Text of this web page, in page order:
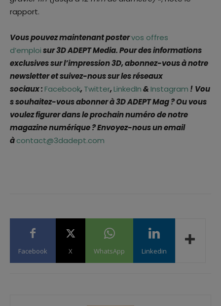
rapport.
Vous pouvez maintenant postervos offres
d’emploisur 3D ADEPT Media. Pour des informations
exclusives sur l’impression 3D, abonnez-vous à notre
newsletter et suivez-nous sur les réseaux
sociaux :Facebook,Twitter,LinkedIn&Instagram ! Vou
s souhaitez-vous abonner à 3D ADEPT Mag ? Ou vous
voulez figurer dans le prochain numéro de notre
magazine numérique ? Envoyez-nous un email
àcontact@3dadept.com
Facebook X WhatsApp Linkedin